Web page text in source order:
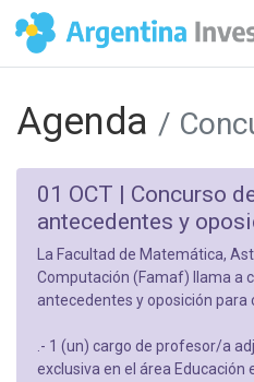
Agenda /
01 OCT | Concurso
antecedentes y
La Facultad de Matemática,
Computación (Famaf) llama a
antecedentes y oposición para
.- 1 (un) cargo de profesor/a
exclusiva en el área Educación